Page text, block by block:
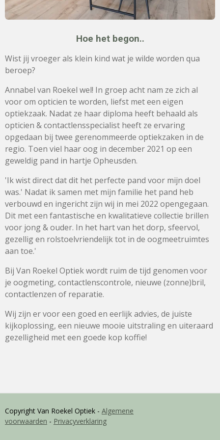
Hoe het begon..
Wist jij vroeger als klein kind wat je wilde worden qua
beroep?
Annabel van Roekel wel! In groep acht nam ze zich al
voor om opticien te worden, liefst met een eigen
optiekzaak. Nadat ze haar diploma heeft behaald als
opticien & contactlensspecialist heeft ze ervaring
opgedaan bij twee gerenommeerde optiekzaken in de
regio. Toen viel haar oog in december 2021 op een
geweldig pand in hartje Opheusden.
'Ik wist direct dat dit het perfecte pand voor mijn doel
was.' Nadat ik samen met mijn familie het pand heb
verbouwd en ingericht zijn wij in mei 2022 opengegaan.
Dit met een fantastische en kwalitatieve collectie brillen
voor jong & ouder. In het hart van het dorp, sfeervol,
gezellig en rolstoelvriendelijk tot in de oogmeetruimtes
aan toe.'
Bij Van Roekel Optiek wordt ruim de tijd genomen voor
je oogmeting, contactlenscontrole, nieuwe (zonne)bril,
contactlenzen of reparatie.
Wij zijn er voor een goed en eerlijk advies, de juiste
kijkoplossing, een nieuwe mooie uitstraling en uiteraard
gezelligheid met een goede kop koffie!
Copyright Van Roekel Optiek - Algemene
voorwaarden - Privacyverklaring